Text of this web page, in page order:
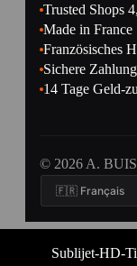
Trusted Shops
Made in France
Französisches
Sichere Zahlung
14 Tage Geld-
© 2026 A.
Sublijet-HD-